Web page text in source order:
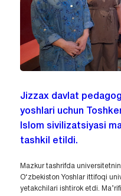
Jizzax davlat
yoshlari uchun
Islom sivilizatsiyasi
tashkil etildi.
Mazkur tashrifda
O‘zbekiston Yoshlar ittifoqi
yetakchilari ishtirok etdi.